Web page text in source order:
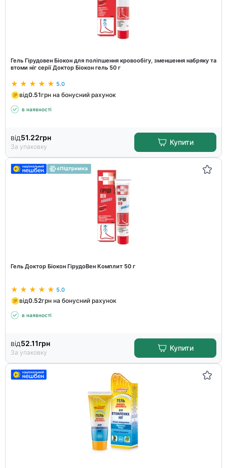
Гель Гірудовен Біокон для поліпшення кровообігу, зменшення набряку та
втоми ніг серії Доктор Біокон гель 50 г
5.0
від0.51грн на бонусний рахунок
в наявності
від51.22грн
За упаковку
Купити
Гель Доктор Біокон ГірудоВен Комплит 50 г
5.0
від0.52грн на бонусний рахунок
в наявності
від52.11грн
За упаковку
Купити